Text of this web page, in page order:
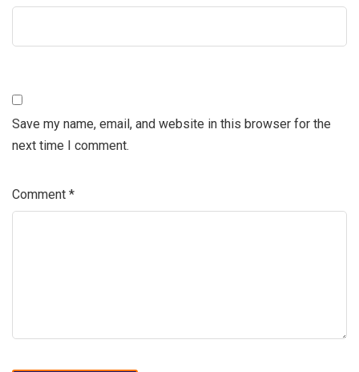
Save my name, email, and website in this browser for the
next time I comment.
Comment *